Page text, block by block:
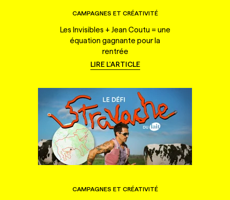
CAMPAGNES ET CRÉATIVITÉ
Les Invisibles + Jean Coutu = une
équation gagnante pour la
rentrée
LIRE L'ARTICLE
CAMPAGNES ET CRÉATIVITÉ